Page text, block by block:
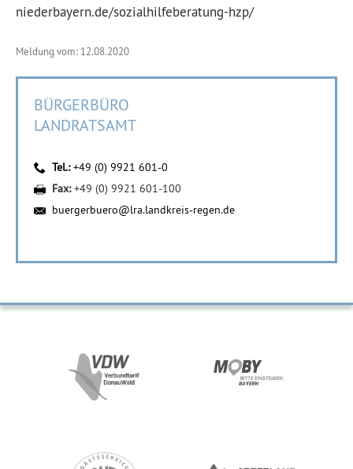
niederbayern.de/sozialhilfeberatung-hzp/
Meldung vom: 12.08.2020
BÜRGERBÜRO
LANDRATSAMT
Tel.:+49 (0) 9921 601-0
Fax:+49 (0) 9921 601-100
buergerbuero@lra.landkreis-regen.de